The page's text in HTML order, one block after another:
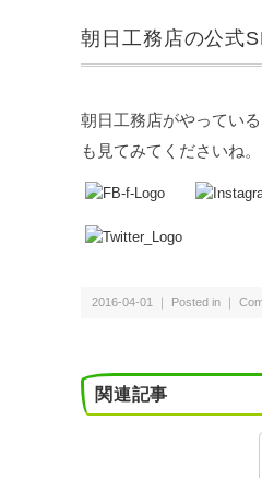
朝日工務店の公式
朝日工務店がやってい
も見てみてくださいね。
2016-04-01 ｜ Posted in ｜
関連記事